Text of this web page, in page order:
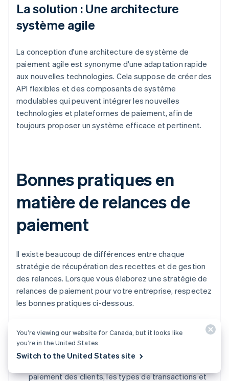
La solution : Une architecture
système agile
La conception d'une architecture de système de
paiement agile est synonyme d'une adaptation rapide
aux nouvelles technologies. Cela suppose de créer des
API flexibles et des composants de système
modulables qui peuvent intégrer les nouvelles
technologies et plateformes de paiement, afin de
toujours proposer un système efficace et pertinent.
Bonnes pratiques en
matière de relances de
paiement
Il existe beaucoup de différences entre chaque
stratégie de récupération des recettes et de gestion
des relances. Lorsque vous élaborez une stratégie de
relances de paiement pour votre entreprise, respectez
les bonnes pratiques ci-dessous.
Des intervalles de relances axés sur les données
Pour déterminer les meilleurs intervalles de
relances, appuyez-vous sur des données
paiement des clients, les types de transactions et
You’re viewing our website for Canada, but it looks like
you’re in the United States.
Switch to the United States site